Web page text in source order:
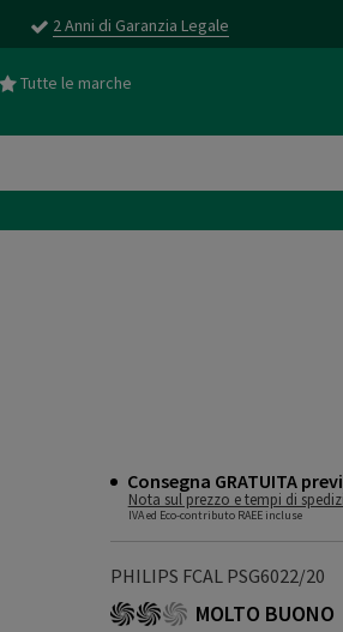
2 Anni di Garanzia Legale
Tutte le marche
Consegna GRATUITA
Nota sul prezzo e tempi di
IVA ed Eco-contributo RAEE incluse
PHILIPS FCAL PSG6022/20
MOLTO BUONO